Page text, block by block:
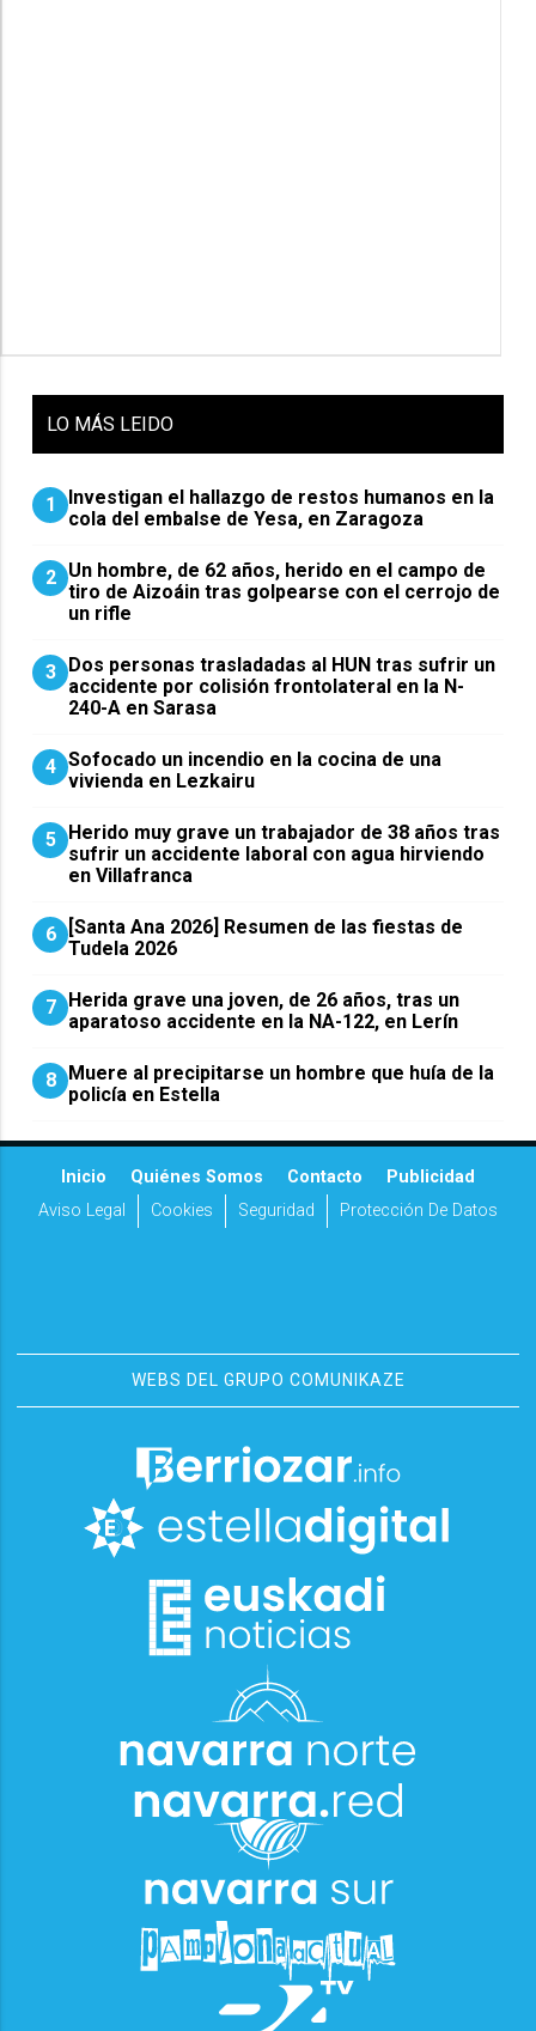
LO MÁS LEIDO
1
Investigan el hallazgo de restos humanos en la
cola del embalse de Yesa, en Zaragoza
2 Un hombre, de 62 años, herido en el campo de
tiro de Aizoáin tras golpearse con el cerrojo de
un rifle
3
​Dos personas trasladadas al HUN tras sufrir un
accidente por colisión frontolateral en la N-
240-A en Sarasa
4 Sofocado un incendio en la cocina de una
vivienda en Lezkairu
5
Herido muy grave un trabajador de 38 años tras
sufrir un accidente laboral con agua hirviendo
en Villafranca
6
[Santa Ana 2026] Resumen de las fiestas de
Tudela 2026
7
Herida grave una joven, de 26 años, tras un
aparatoso accidente en la NA-122, en Lerín
8
Muere al precipitarse un hombre que huía de la
policía en Estella
Inicio Quiénes Somos Contacto
Publicidad
Aviso Legal
Cookies Seguridad Protección De Datos
WEBS DEL GRUPO COMUNIKAZE